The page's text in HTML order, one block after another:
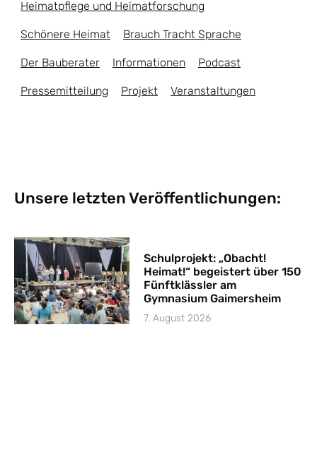
Heimatpflege und Heimatforschung
Schönere Heimat Brauch Tracht Sprache
Der Bauberater Informationen Podcast
Pressemitteilung Projekt Veranstaltungen
Unsere letzten Veröffentlichungen:
Schulprojekt: „Obacht!
Heimat!“ begeistert über 150
Fünftklässler am
Gymnasium Gaimersheim
7. August 2026